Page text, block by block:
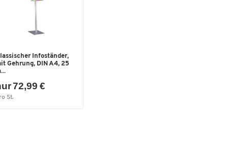
Infoständer,
Gehrung, DIN A4, 25
72,99 €
St.